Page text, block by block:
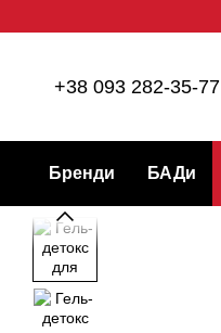
+38 093 282-35-77
Бренди БАДи